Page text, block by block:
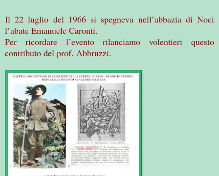
Il 22 luglio del 1966 si spegneva nell’abbazia di Noci
l’abate Emanuele Caronti.
Per ricordare l’evento rilanciamo volentieri questo
contributo del prof. Abbruzzi.